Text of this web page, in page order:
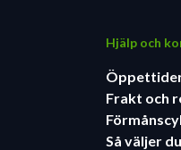
Hjälp och
Frakt och
Så väljer